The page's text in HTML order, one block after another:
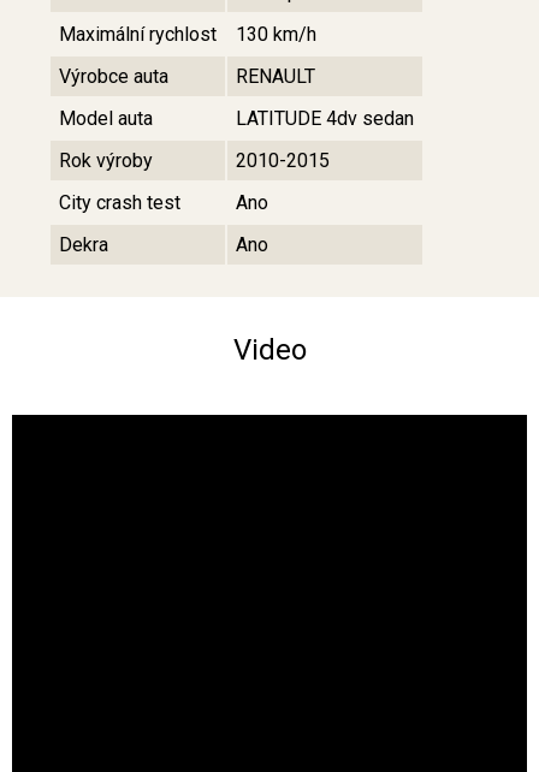
Maximální rychlost
130 km/h
Výrobce auta
RENAULT
Model auta
LATITUDE 4dv sedan
Rok výroby
2010-2015
City crash test
Ano
Dekra
Ano
Video